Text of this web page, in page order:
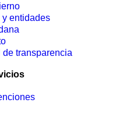
y entidades
de transparencia